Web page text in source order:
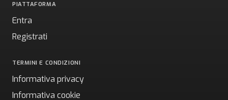
PIATTAFORMA
Entra
Registrati
TERMINI E CONDIZIONI
Informativa privacy
Informativa cookie